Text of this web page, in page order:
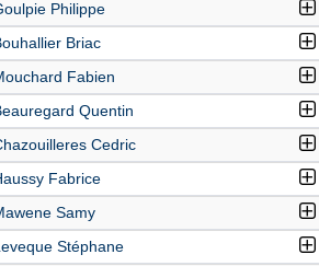
Philippe
Briac
Fabien
Quentin
Cedric
Fabrice
Samy
Stéphane